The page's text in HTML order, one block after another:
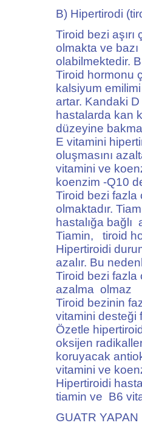
B) Hipertirodi
Tiroid bezi
olmakta ve
olabilmektedir.
Tiroid hormonu
kalsiyum
artar. Kandaki
hastalarda kan
düzeyine
E vitamini
oluşmasını
vitamini ve
koenzim -Q10
Tiroid bezi fazla
olmaktadır.
hastalığa bağlı
Tiamin, tiroid
Hipertiroidi
azalır. Bu
Tiroid bezi fazla
azalma olmaz
Tiroid bezinin
vitamini desteği
Özetle
oksijen
koruyacak
vitamini ve
Hipertiroidi
tiamin ve B6
GUATR